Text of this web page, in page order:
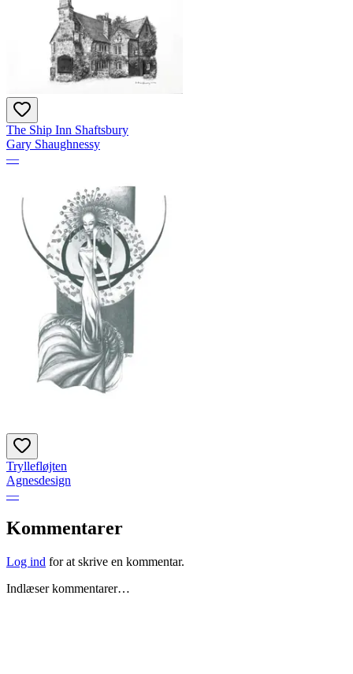
The Ship Inn Shaftsbury
Gary Shaughnessy
—
Tryllefløjten
Agnesdesign
—
Kommentarer
Log ind for at skrive en kommentar.
Indlæser kommentarer…